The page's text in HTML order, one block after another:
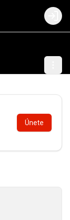
Login
Únete